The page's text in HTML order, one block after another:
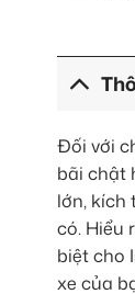
Đối với
bãi chật
lớn, kích
có. Hiểu
biệt cho
xe của